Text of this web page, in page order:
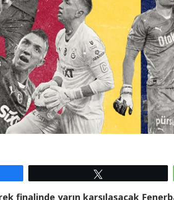
finalinde yarın karşılaşacak